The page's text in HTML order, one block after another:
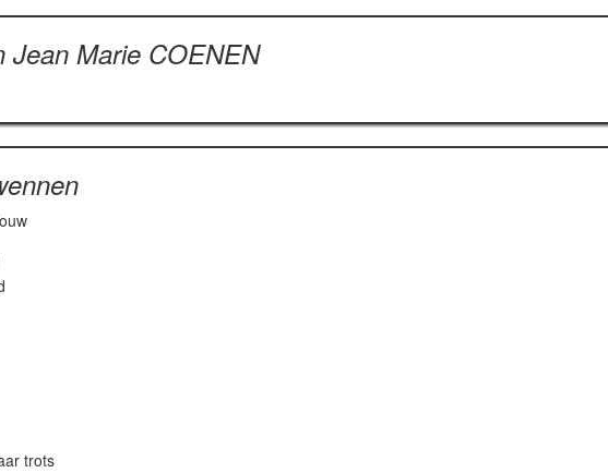
Jean Marie COENEN
trots